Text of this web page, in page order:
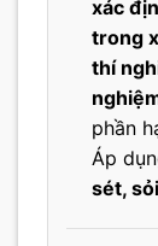
xác
trong
thí
phần
Áp
sét,